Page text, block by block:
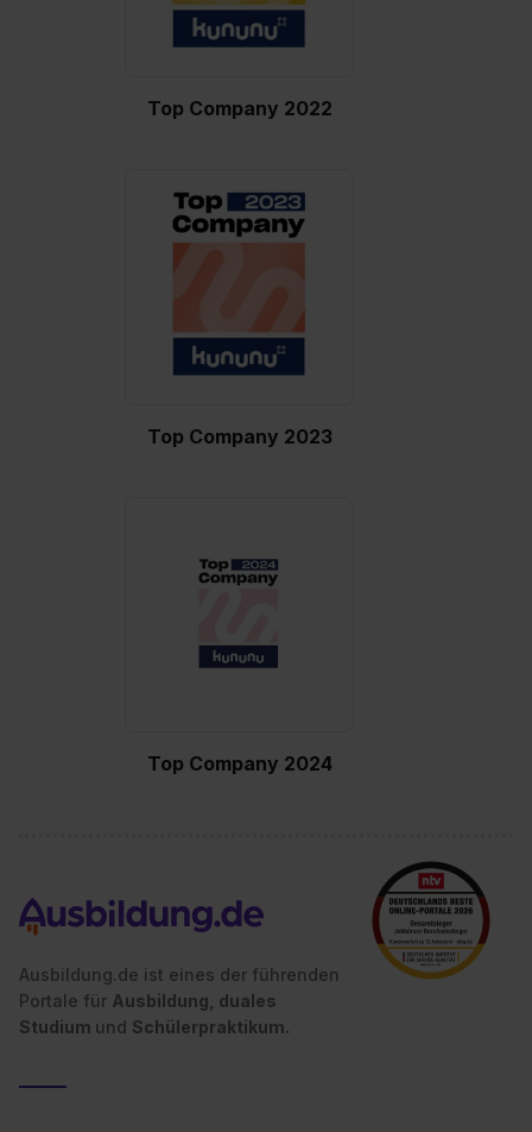
Top Company 2022
Top Company 2023
Top Company 2024
Ausbildung.de ist eines der führenden
Portale für Ausbildung, duales
Studium und Schülerpraktikum.